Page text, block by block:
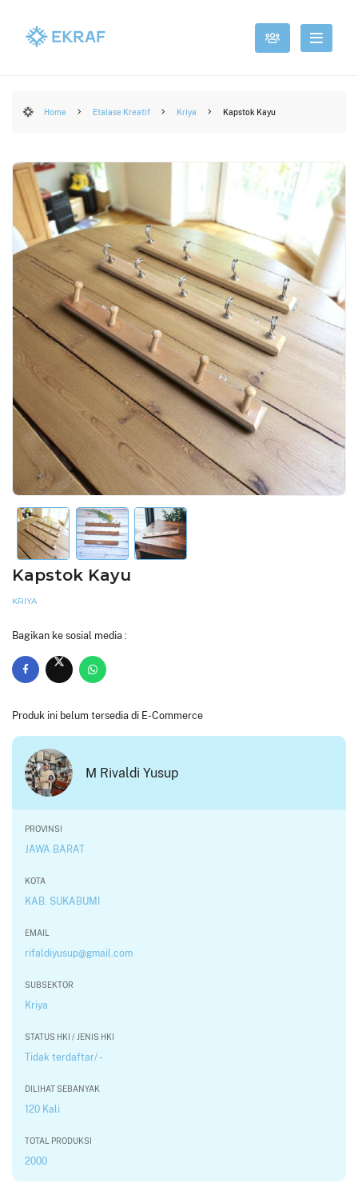
Home Etalase Kreatif Kriya Kapstok Kayu
Kapstok Kayu
KRIYA
Bagikan ke sosial media :
Produk ini belum tersedia di E-Commerce
M Rivaldi Yusup
PROVINSI
JAWA BARAT
KOTA
KAB. SUKABUMI
EMAIL
rifaldiyusup@gmail.com
SUBSEKTOR
Kriya
STATUS HKI / JENIS HKI
Tidak terdaftar/ -
DILIHAT SEBANYAK
120 Kali
TOTAL PRODUKSI
2000